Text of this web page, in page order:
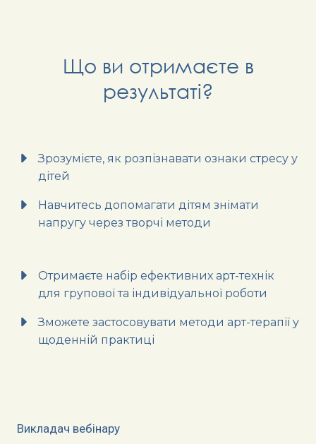
Що ви отримаєте в
результаті?
Зрозумієте, як розпізнавати ознаки стресу у
дітей
Навчитесь допомагати дітям знімати
напругу через творчі методи
Отримаєте набір ефективних арт-технік
для групової та індивідуальної роботи
Зможете застосовувати методи арт-терапії у
щоденній практиці
Викладач вебінару